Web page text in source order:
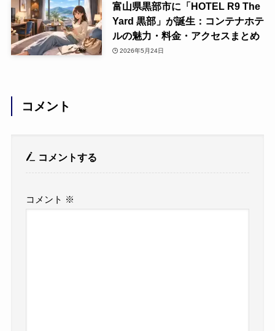
富山県黒部市に「HOTEL R9 The
Yard 黒部」が誕生：コンテナホテ
ルの魅力・料金・アクセスまとめ
2026年5月24日
コメント
コメントする
コメント ※